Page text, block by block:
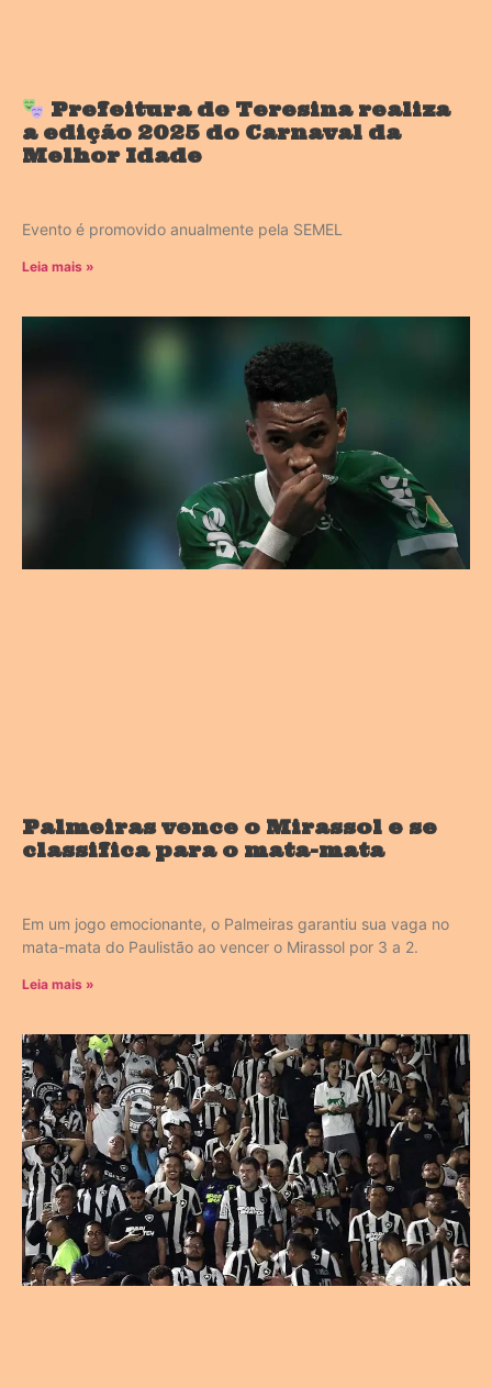
Prefeitura de Teresina realiza
a edição 2025 do Carnaval da
Melhor Idade
Evento é promovido anualmente pela SEMEL
Leia mais »
Palmeiras vence o Mirassol e se
classifica para o mata-mata
Em um jogo emocionante, o Palmeiras garantiu sua vaga no
mata-mata do Paulistão ao vencer o Mirassol por 3 a 2.
Leia mais »